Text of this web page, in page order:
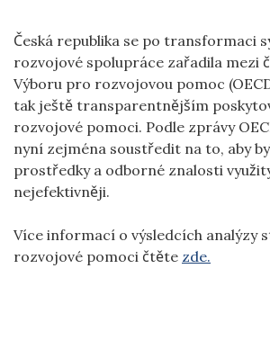
Česká republika se po transformaci
rozvojové spolupráce zařadila mezi
Výboru pro rozvojovou pomoc
tak ještě transparentnějším
rozvojové pomoci. Podle zprávy
nyní zejména soustředit na to, aby
prostředky a odborné znalosti
nejefektivněji.
Více informací o výsledcích analýzy
rozvojové pomoci čtěte zde.